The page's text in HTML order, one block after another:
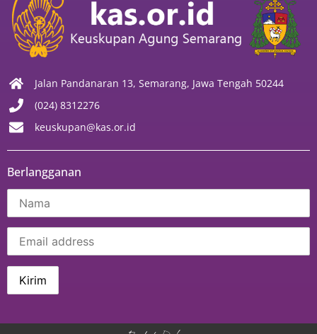
Jalan Pandanaran 13, Semarang, Jawa Tengah 50244
(024) 8312276
keuskupan@kas.or.id
Berlangganan